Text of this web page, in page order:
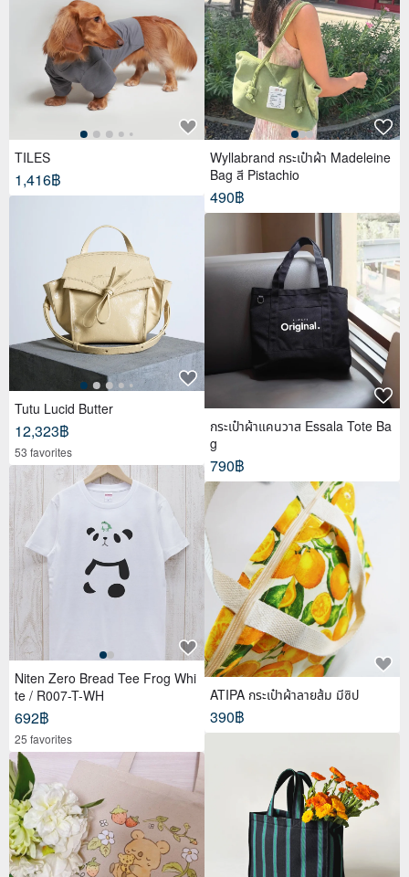
TILES
1,416฿
Tutu Lucid Butter
12,323฿
53 favorites
Niten Zero Bread Tee Frog Whi
te / R007-T-WH
692฿
25 favorites
Wyllabrand กระเป๋าผ้า Madeleine
Bag สี Pistachio
490฿
กระเป๋าผ้าแคนวาส Essala Tote Ba
g
790฿
ATIPA กระเป๋าผ้าลายส้ม มีซิป
390฿